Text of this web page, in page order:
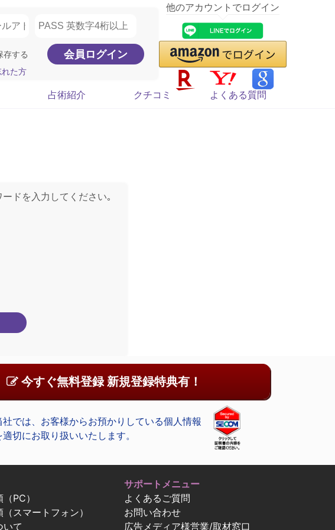
存する
た方
他のアカウントでログイン
占術紹介 クチコミ よくある質問
ドを入力してください｡
今すぐ無料登録 新規登録特典有！
社では、お客様からお預かりしている個人情報
適切にお取り扱いいたします。
PC）
スマートフォン）
いて
サポートメニュー
よくあるご質問
お問い合わせ
広告メディア様営業/取材窓口